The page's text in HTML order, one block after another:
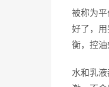
被称为
好了，
衡，控油
水和乳